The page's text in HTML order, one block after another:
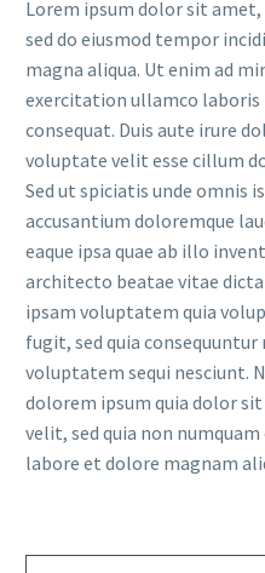
Lorem ipsum dolor sit
sed do eiusmod tempor
magna aliqua. Ut enim ad
exercitation ullamco laboris
consequat. Duis aute irure
voluptate velit esse cillum
Sed ut spiciatis unde omnis
accusantium doloremque
eaque ipsa quae ab illo
architecto beatae vitae
ipsam voluptatem quia
fugit, sed quia
voluptatem sequi nesciunt.
dolorem ipsum quia dolor
velit, sed quia non
labore et dolore magnam